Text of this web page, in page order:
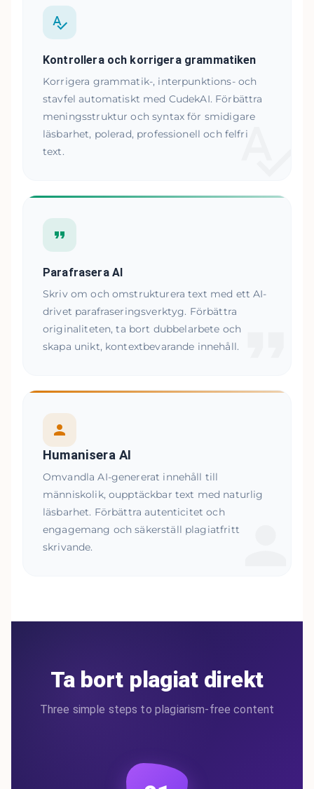
Kontrollera och korrigera grammatiken
Korrigera grammatik-, interpunktions- och
stavfel automatiskt med CudekAI. Förbättra
meningsstruktur och syntax för smidigare
läsbarhet, polerad, professionell och felfri
text.
Parafrasera AI
Skriv om och omstrukturera text med ett AI-
drivet parafraseringsverktyg. Förbättra
originaliteten, ta bort dubbelarbete och
skapa unikt, kontextbevarande innehåll.
Humanisera AI
Omvandla AI-genererat innehåll till
människolik, oupptäckbar text med naturlig
läsbarhet. Förbättra autenticitet och
engagemang och säkerställ plagiatfritt
skrivande.
Ta bort plagiat direkt
Three simple steps to plagiarism-free content